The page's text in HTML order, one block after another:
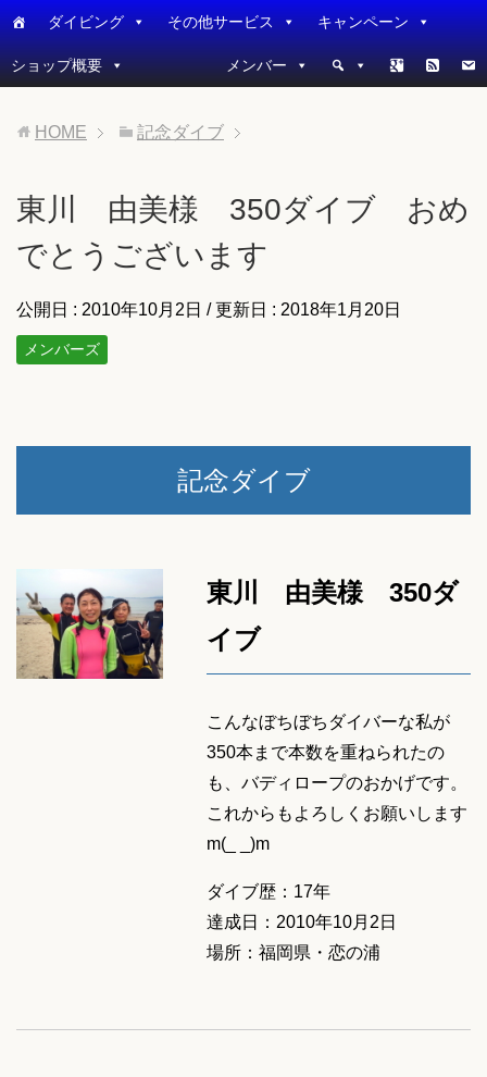
ダイビング その他サービス キャンペーン
ショップ概要 メンバー
HOME 記念ダイブ
東川 由美様 350ダイブ おめ
でとうございます
公開日 : 2010年10月2日 / 更新日 : 2018年1月20日
メンバーズ
記念ダイブ
東川 由美様 350ダ
イブ
こんなぼちぼちダイバーな私が
350本まで本数を重ねられたの
も、バディロープのおかげです。
これからもよろしくお願いします
m(_ _)m
ダイブ歴：17年
達成日：2010年10月2日
場所：福岡県・恋の浦